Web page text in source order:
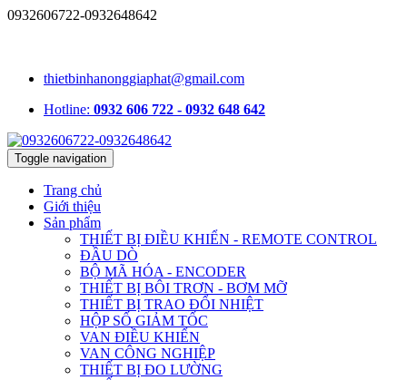
0932606722-0932648642
thietbinhanonggiaphat@gmail.com
Hotline: 0932 606 722 - 0932 648 642
Toggle navigation
Trang chủ
Giới thiệu
Sản phẩm
THIẾT BỊ ĐIỀU KHIỂN - REMOTE CONTROL
ĐẦU DÒ
BỘ MÃ HÓA - ENCODER
THIẾT BỊ BÔI TRƠN - BƠM MỠ
THIẾT BỊ TRAO ĐỔI NHIỆT
HỘP SỐ GIẢM TỐC
VAN ĐIỀU KHIỂN
VAN CÔNG NGHIỆP
THIẾT BỊ ĐO LƯỜNG